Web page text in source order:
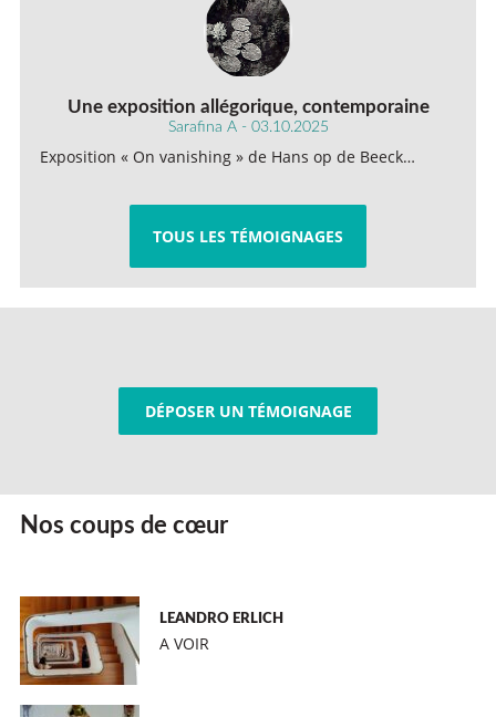
Une exposition allégorique, contemporaine
Sarafina A - 03.10.2025
Exposition « On vanishing » de Hans op de Beeck…
TOUS LES TÉMOIGNAGES
DÉPOSER UN TÉMOIGNAGE
Nos coups de cœur
LEANDRO ERLICH
A VOIR